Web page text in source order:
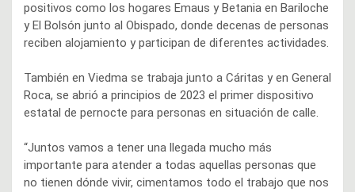
positivos como los hogares Emaus y Betania en Bariloche
y El Bolsón junto al Obispado, donde decenas de personas
reciben alojamiento y participan de diferentes actividades.
También en Viedma se trabaja junto a Cáritas y en General
Roca, se abrió a principios de 2023 el primer dispositivo
estatal de pernocte para personas en situación de calle.
“Juntos vamos a tener una llegada mucho más
importante para atender a todas aquellas personas que
no tienen dónde vivir, cimentamos todo el trabajo que nos